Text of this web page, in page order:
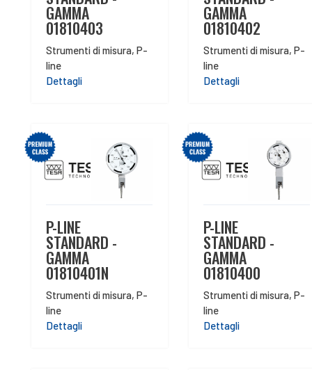
GAMMA
01810403
Strumenti di misura, P-
line
Dettagli
GAMMA
01810402
Strumenti di misura, P-
line
Dettagli
P-LINE
STANDARD -
GAMMA
01810401N
Strumenti di misura, P-
line
Dettagli
P-LINE
STANDARD -
GAMMA
01810400
Strumenti di misura, P-
line
Dettagli